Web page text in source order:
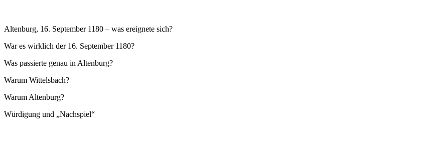
Altenburg, 16. September 1180 – was ereignete sich?
War es wirklich der 16. September 1180?
Was passierte genau in Altenburg?
Warum Wittelsbach?
Warum Altenburg?
Würdigung und „Nachspiel“